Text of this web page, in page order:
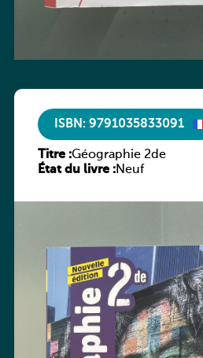
ISBN: 9791035833091
Titre :Géographie 2de
État du livre :Neuf